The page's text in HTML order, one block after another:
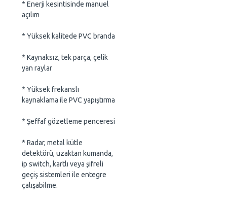
* Enerji kesintisinde manuel
açılım
* Yüksek kalitede PVC branda
* Kaynaksız, tek parça, çelik
yan raylar
* Yüksek frekanslı
kaynaklama ile PVC yapıştırma
* Şeffaf gözetleme penceresi
* Radar, metal kütle
detektörü, uzaktan kumanda,
ip switch, kartlı veya şifreli
geçiş sistemleri ile entegre
çalışabilme.